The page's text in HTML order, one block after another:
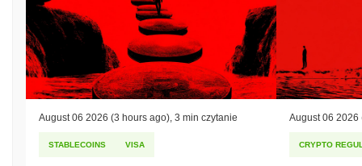
August 06 2026 (3 hours ago) 3 min czytanie
STABLECOINS VISA
August 06 2026
CRYPTO